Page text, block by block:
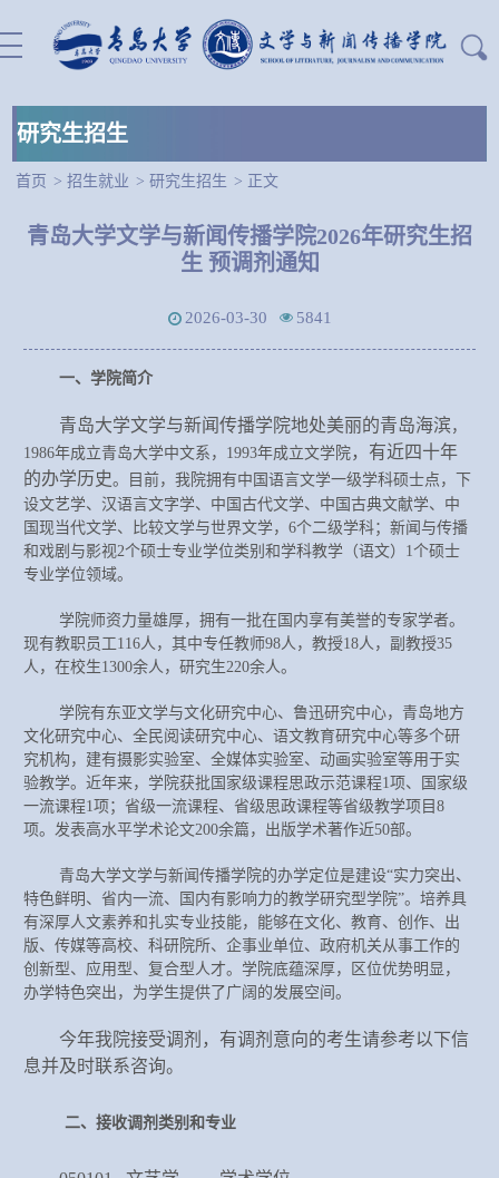
站内搜索：
研究生招生
首页 >招生就业 >研究生招生 > 正文
青岛大学文学与新闻传播学院2026年研究生招
生 预调剂通知
2026-03-30 5841
一、学院简介
青岛大学文学与新闻传播学 院地处美丽的青岛海滨，
1986年成立青岛大学中文系，1993年成立文学院 ， 有近四十年
的办学历史。目前，我院拥有中国语言文学一级学科硕士点，下
设文艺学、汉语言文字学、中国古代文学、中国古典文献学、中
国现当代文学、比较文学与世界文学，6个二级学科；新闻与传播
和戏剧与影视2个硕士专业学位类别和学科教学（语文）1个硕士
专业学位领域。
学院师资力量雄厚，拥有一批在国内享有美誉的专家学者。
现有教职员工116人，其中专任教师98人，教授18人，副教授35
人，在校生1300余人，研究生220余人。
学院有东亚文学与文化研究中心、鲁迅研究中心，青岛地方
文化研究中心、全民阅读研究中心、语文教育研究中心等多个研
究机构，建有摄影实验室、全媒体实验室、动画实验室等用于实
验教学。近年来，学院获批国家级课程思政示范课程1项、国家级
一流课程1项；省级一流课程、省级思政课程等省级教学项目8
项。发表高水平学术论文200余篇，出版学术著作近50部。
青岛大学文学与新闻传播学院的办学定位是建设“实力突出、
特色鲜明、省内一流、国内有影响力的教学研究型学院”。培养具
有深厚人文素养和扎实专业技能，能够在文化、教育、创作、出
版、传媒等高校、科研院所、企事业单位、政府机关从事工作的
创新型、应用型、复合型人才。学院底蕴深厚，区位优势明显，
办学特色突出，为学生提供了广阔的发展空间。
今年我院接受调剂，有调剂意向的考生请参考以下信
息并及时联系咨询。
二、接收调剂类别和专业